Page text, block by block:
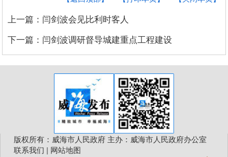
上一篇：闫剑波会见比利时客人
下一篇：闫剑波调研督导城建重点工程建设
版权所有：威海市人民政府 主办：威海市人民政府办公室
联系我们 | 网站地图